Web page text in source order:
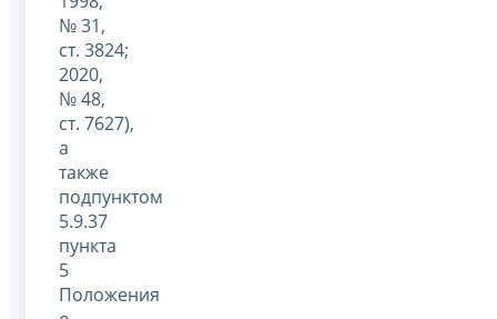
№ 31,
ст. 3824;
2020,
№ 48,
ст. 7627),
а
также
подпунктом
5.9.37
пункта
5
Положения